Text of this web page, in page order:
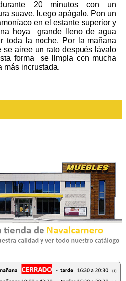
20 minutos con un
suave, luego apágalo. Pon un
en el estante superior y
hoya grande lleno de agua
toda la noche. Por la mañana
airee un rato después lávalo
forma se limpia con mucha
más incrustada.